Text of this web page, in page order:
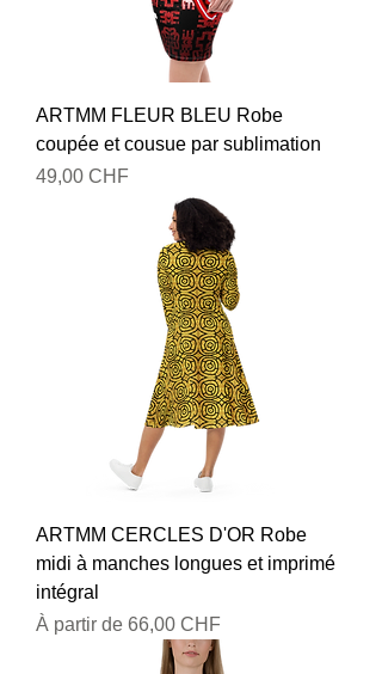
ARTMM FLEUR BLEU Robe
coupée et cousue par sublimation
Prix
49,00 CHF
ARTMM CERCLES D'OR Robe
midi à manches longues et imprimé
intégral
À partir de 66,00 CHF
Prix promotionnel